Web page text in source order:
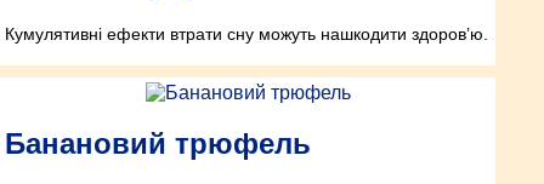
Кумулятивні ефекти втрати сну можуть нашкодити здоров’ю.
Банановий трюфель